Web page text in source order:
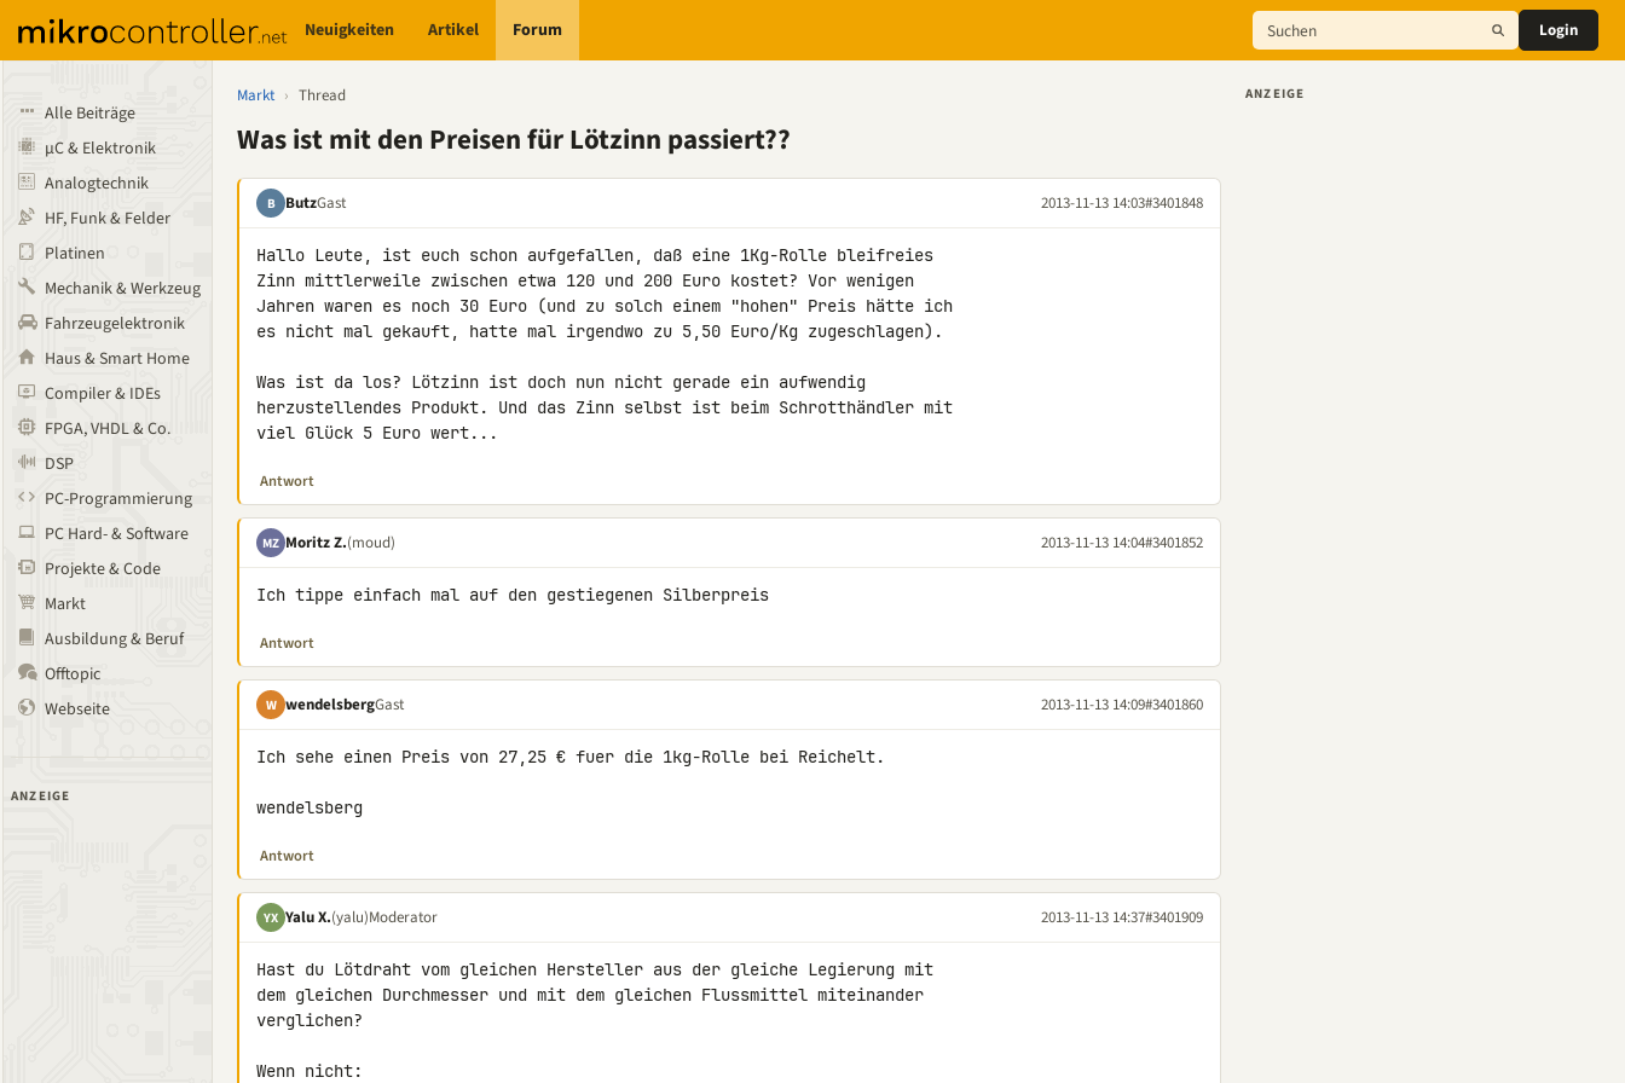
Neuigkeiten Artikel Forum Login
Alle Beiträge
µC & Elektronik
Analogtechnik
HF, Funk & Felder
Platinen
Mechanik & Werkzeug
Fahrzeugelektronik
Haus & Smart Home
Compiler & IDEs
FPGA, VHDL & Co.
DSP
PC-Programmierung
PC Hard- & Software
Projekte & Code
Markt
Ausbildung & Beruf
Offtopic
Webseite
ANZEIGE
Markt › Thread
Was ist mit den Preisen für Lötzinn passiert??
B ButzGast 2013-11-13 14:03#3401848
Hallo Leute, ist euch schon aufgefallen, daß eine 1Kg-Rolle bleifreies
Zinn mittlerweile zwischen etwa 120 und 200 Euro kostet? Vor wenigen
Jahren waren es noch 30 Euro (und zu solch einem "hohen" Preis hätte ich
es nicht mal gekauft, hatte mal irgendwo zu 5,50 Euro/Kg zugeschlagen).
Was ist da los? Lötzinn ist doch nun nicht gerade ein aufwendig
herzustellendes Produkt. Und das Zinn selbst ist beim Schrotthändler mit
viel Glück 5 Euro wert...
Antwort
MZ Moritz Z.(moud) 2013-11-13 14:04#3401852
Ich tippe einfach mal auf den gestiegenen Silberpreis
Antwort
W wendelsbergGast 2013-11-13 14:09#3401860
Ich sehe einen Preis von 27,25 € fuer die 1kg-Rolle bei Reichelt.
wendelsberg
Antwort
YX Yalu X.(yalu)Moderator 2013-11-13 14:37#3401909
Hast du Lötdraht vom gleichen Hersteller aus der gleiche Legierung mit
dem gleichen Durchmesser und mit dem gleichen Flussmittel miteinander
verglichen?
Wenn nicht:
ANZEIGE